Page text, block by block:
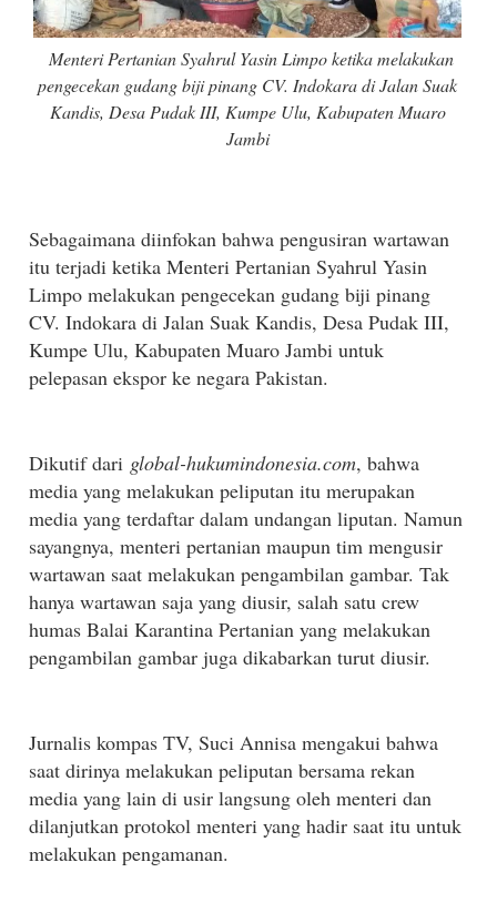
Menteri Pertanian Syahrul Yasin Limpo ketika melakukan
pengecekan gudang biji pinang CV. Indokara di Jalan Suak
Kandis, Desa Pudak III, Kumpe Ulu, Kabupaten Muaro
Jambi
Sebagaimana diinfokan bahwa pengusiran wartawan
itu terjadi ketika Menteri Pertanian Syahrul Yasin
Limpo melakukan pengecekan gudang biji pinang
CV. Indokara di Jalan Suak Kandis, Desa Pudak III,
Kumpe Ulu, Kabupaten Muaro Jambi untuk
pelepasan ekspor ke negara Pakistan.
Dikutif dari global-hukumindonesia.com, bahwa
media yang melakukan peliputan itu merupakan
media yang terdaftar dalam undangan liputan. Namun
sayangnya, menteri pertanian maupun tim mengusir
wartawan saat melakukan pengambilan gambar. Tak
hanya wartawan saja yang diusir, salah satu crew
humas Balai Karantina Pertanian yang melakukan
pengambilan gambar juga dikabarkan turut diusir.
Jurnalis kompas TV, Suci Annisa mengakui bahwa
saat dirinya melakukan peliputan bersama rekan
media yang lain di usir langsung oleh menteri dan
dilanjutkan protokol menteri yang hadir saat itu untuk
melakukan pengamanan.